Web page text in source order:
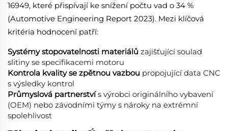
16949, které přispívají ke snížení počtu vad o 34 %
(Automotive Engineering Report 2023). Mezi klíčová
kritéria hodnocení patří:
Systémy stopovatelnosti materiálů zajišťující soulad
slitiny se specifikacemi motoru
Kontrola kvality se zpětnou vazbou propojující data CNC
s výsledky kontrol
Průmyslová partnerstvís výrobci originálního vybavení
(OEM) nebo závodními týmy s nároky na extrémní
spolehlivost